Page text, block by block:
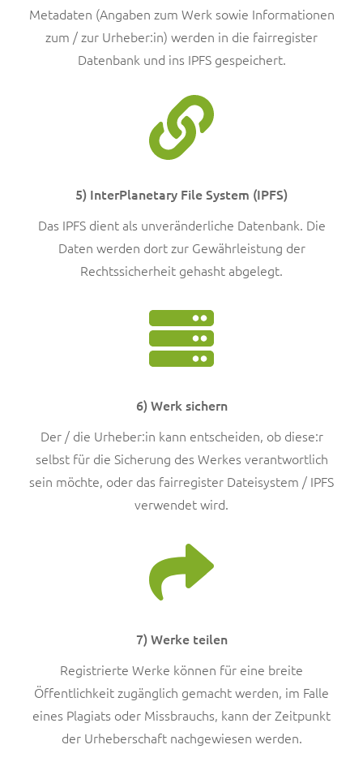
Metadaten (Angaben zum Werk sowie Informationen
zum / zur Urheber:in) werden in die fairregister
Datenbank und ins IPFS gespeichert.
5) InterPlanetary File System (IPFS)
Das IPFS dient als unveränderliche Datenbank. Die
Daten werden dort zur Gewährleistung der
Rechtssicherheit gehasht abgelegt.
6) Werk sichern
Der / die Urheber:in kann entscheiden, ob diese:r
selbst für die Sicherung des Werkes verantwortlich
sein möchte, oder das fairregister Dateisystem / IPFS
verwendet wird.
7) Werke teilen
Registrierte Werke können für eine breite
Öffentlichkeit zugänglich gemacht werden, im Falle
eines Plagiats oder Missbrauchs, kann der Zeitpunkt
der Urheberschaft nachgewiesen werden.